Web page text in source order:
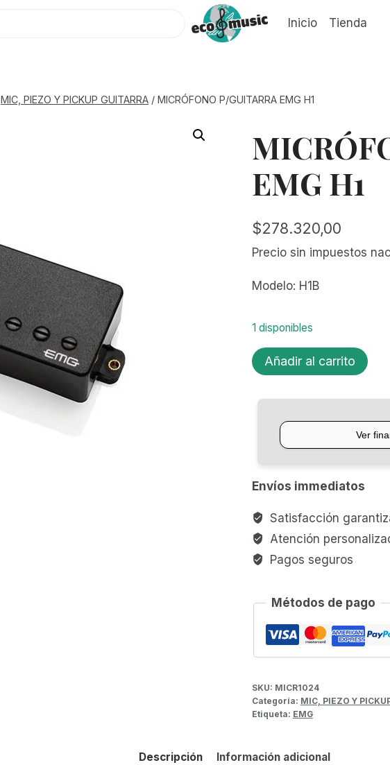
Inicio Tienda
MIC, PIEZO Y PICKUP GUITARRA / MICRÓFONO P/GUITARRA EMG H1
EMG H1
$278.320,00
Precio sin impuestos
Modelo: H1B
1 disponibles
MICRÓFONO
P/GUITARRA
cantidad
Añadir al carrito
Envíos immediatos
Satisfacción
Atención
Pagos seguros
Métodos de pago
SKU: MICR1024
Categoría: MIC, PIEZO Y
Etiqueta: EMG
Descripción Información adicional